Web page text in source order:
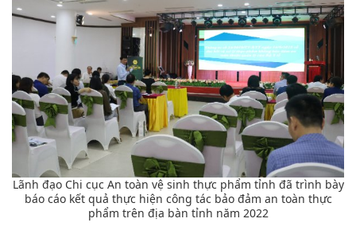
Lãnh đạo Chi cục An toàn vệ sinh thực phẩm tỉnh đã trình bày
báo cáo kết quả thực hiện công tác bảo đảm an toàn thực
phẩm trên địa bàn tỉnh năm 2022